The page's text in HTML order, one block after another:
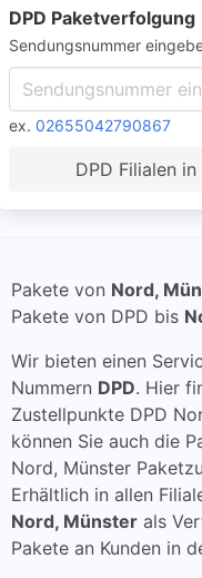
DPD Paketverfolgung
Sendungsnummer
ex. 02655042790867
DPD Filialen
Pakete von Nord,
Pakete von DPD bis
Wir bieten einen
Nummern DPD. Hier
Zustellpunkte DPD
können Sie auch die
Nord, Münster
Erhältlich in allen
Nord, Münster als
Pakete an Kunden in